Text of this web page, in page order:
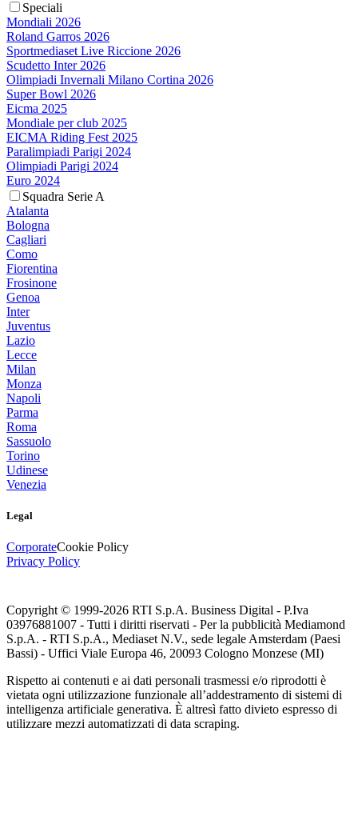
Speciali
Mondiali 2026
Roland Garros 2026
Sportmediaset Live Riccione 2026
Scudetto Inter 2026
Olimpiadi Invernali Milano Cortina 2026
Super Bowl 2026
Eicma 2025
Mondiale per club 2025
EICMA Riding Fest 2025
Paralimpiadi Parigi 2024
Olimpiadi Parigi 2024
Euro 2024
Squadra Serie A
Atalanta
Bologna
Cagliari
Como
Fiorentina
Frosinone
Genoa
Inter
Juventus
Lazio
Lecce
Milan
Monza
Napoli
Parma
Roma
Sassuolo
Torino
Udinese
Venezia
Legal
CorporateCookie Policy
Privacy Policy
Copyright © 1999-2026 RTI S.p.A. Business Digital - P.Iva
03976881007 - Tutti i diritti riservati - Per la pubblicità Mediamond
S.p.A. - RTI S.p.A., Mediaset N.V., sede legale Amsterdam (Paesi
Bassi) - Uffici Viale Europa 46, 20093 Cologno Monzese (MI)
Rispetto ai contenuti e ai dati personali trasmessi e/o riprodotti è
vietata ogni utilizzazione funzionale all’addestramento di sistemi di
intelligenza artificiale generativa. È altresì fatto divieto espresso di
utilizzare mezzi automatizzati di data scraping.